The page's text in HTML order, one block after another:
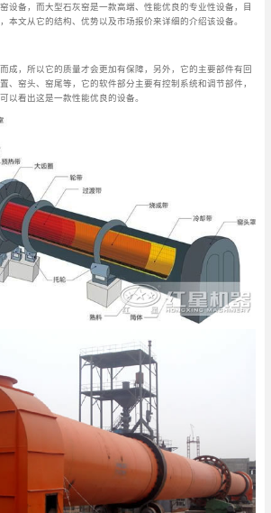
设备，而大型石灰窑是一款高端、性能优良的专业性设备，目
本文从它的结构、优势以及市场报价来详细的介绍该设备。
成，所以它的质量才会更加有保障，另外，它的主要部件有回
、窑头、窑尾等，它的软件部分主要有控制系统和调节部件，
以看出这是一款性能优良的设备。